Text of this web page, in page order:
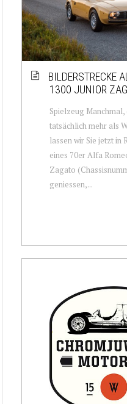
BILDERSTRECKE
1300 JUNIOR
Spielzeug
tatsächlich mehr als
lassen wir Sie jetzt in
eines 70er Alfa
Zagato
geniessen,...